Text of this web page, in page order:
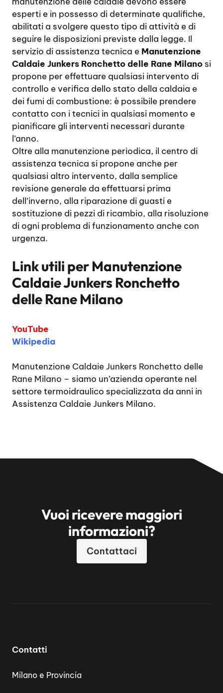
esperti e in possesso di determinate qualifiche,
abilitati a svolgere questo tipo di attività e di
seguire le disposizioni previste dalla legge. Il
servizio di assistenza tecnica e Manutenzione
Caldaie Junkers Ronchetto delle Rane Milano si
propone per effettuare qualsiasi intervento di
controllo e verifica dello stato della caldaia e
dei fumi di combustione: è possibile prendere
contatto con i tecnici in qualsiasi momento e
pianificare gli interventi necessari durante
l’anno.
Oltre alla manutenzione periodica, il centro di
assistenza tecnica si propone anche per
qualsiasi altro intervento, dalla semplice
revisione generale da effettuarsi prima
dell’inverno, alla riparazione di guasti e
sostituzione di pezzi di ricambio, alla risoluzione
di ogni problema di funzionamento anche con
urgenza.
Link utili perManutenzione
Caldaie Junkers Ronchetto
delle Rane Milano
YouTube
Wikipedia
Manutenzione Caldaie Junkers Ronchetto delle
Rane Milano – siamo un’azienda operante nel
settore termoidraulico specializzata da anni in
Assistenza Caldaie Junkers Milano.
Vuoi ricevere maggiori
informazioni?
Contattaci
Contatti
Milano e Provincia